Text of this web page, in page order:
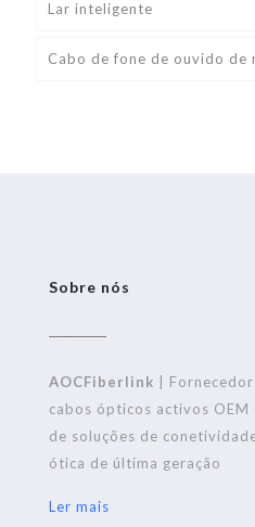
Lar inteligente
Cabo de fone de ouvido de
Sobre nós
AOCFiberlink |
cabos ópticos activos OEM
de soluções de
ótica de última geração
Ler mais